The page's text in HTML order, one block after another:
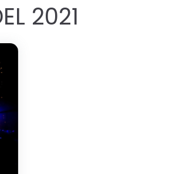
2021